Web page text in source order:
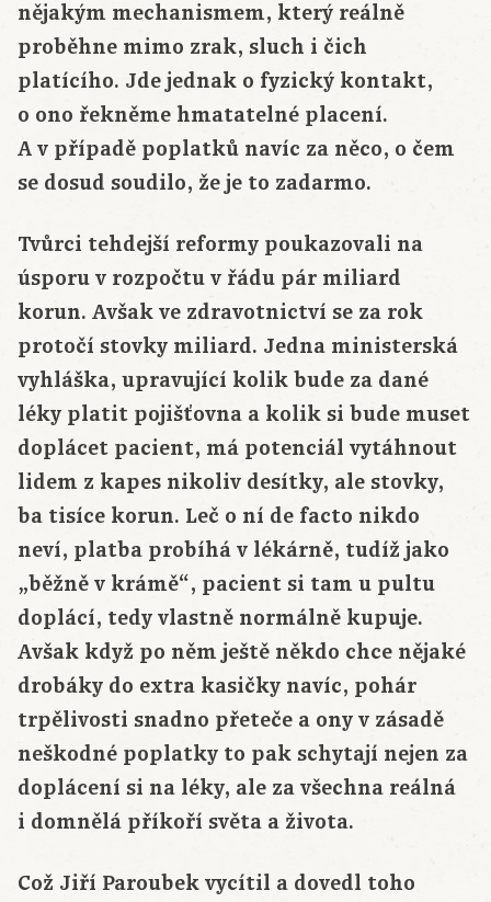
nějakým mechanismem, který reálně
proběhne mimo zrak, sluch i čich
platícího. Jde jednak o fyzický kontakt,
o ono řekněme hmatatelné placení.
A v případě poplatků navíc za něco, o čem
se dosud soudilo, že je to zadarmo.
Tvůrci tehdejší reformy poukazovali na
úsporu v rozpočtu v řádu pár miliard
korun. Avšak ve zdravotnictví se za rok
protočí stovky miliard. Jedna ministerská
vyhláška, upravující kolik bude za dané
léky platit pojišťovna a kolik si bude muset
doplácet pacient, má potenciál vytáhnout
lidem z kapes nikoliv desítky, ale stovky,
ba tisíce korun. Leč o ní de facto nikdo
neví, platba probíhá v lékárně, tudíž jako
„běžně v krámě“, pacient si tam u pultu
doplácí, tedy vlastně normálně kupuje.
Avšak když po něm ještě někdo chce nějaké
drobáky do extra kasičky navíc, pohár
trpělivosti snadno přeteče a ony v zásadě
neškodné poplatky to pak schytají nejen za
doplácení si na léky, ale za všechna reálná
i domnělá příkoří světa a života.
Což Jiří Paroubek vycítil a dovedl toho